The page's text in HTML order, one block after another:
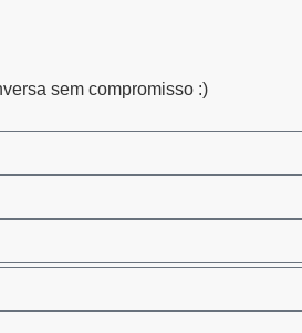
sem compromisso :)